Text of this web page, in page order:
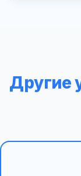
Другие